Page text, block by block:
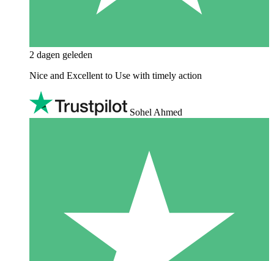
2 dagen geleden
Nice and Excellent to Use with timely action
Sohel Ahmed